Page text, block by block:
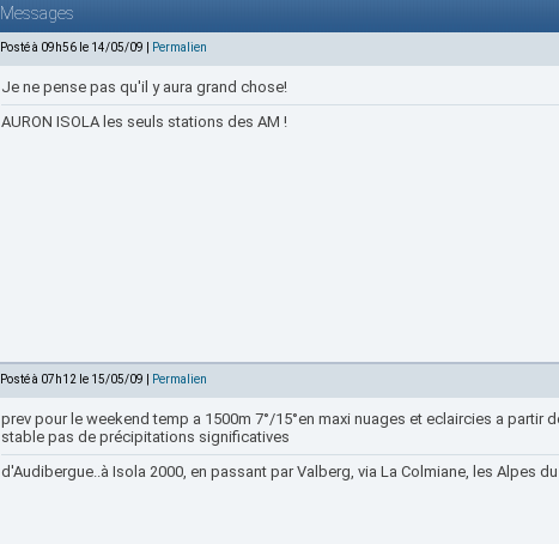
Messages
Posté à 09h56 le 14/05/09 | Permalien
Je ne pense pas qu'il y aura grand chose!
AURON ISOLA les seuls stations des AM !
Posté à 07h12 le 15/05/09 | Permalien
prev pour le weekend temp a 1500m 7°/15°en maxi nuages et eclaircies a partir
stable pas de précipitations significatives
d'Audibergue..à Isola 2000, en passant par Valberg, via La Colmiane, les Alpes